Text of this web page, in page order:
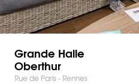
Grande Halle
Oberthur
Rue de Paris - Rennes